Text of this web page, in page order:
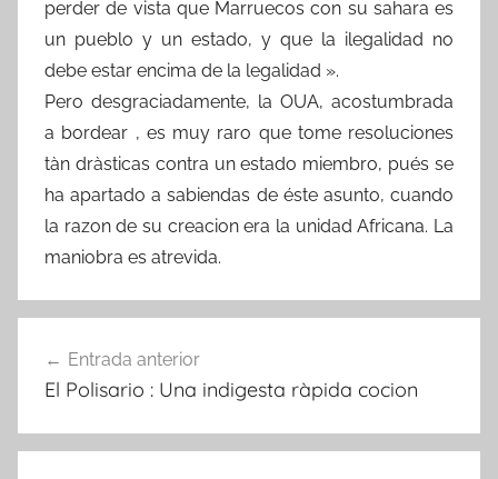
perder de vista que Marruecos con su sahara es
un pueblo y un estado, y que la ilegalidad no
debe estar encima de la legalidad ».
Pero desgraciadamente, la OUA, acostumbrada
a bordear , es muy raro que tome resoluciones
tàn dràsticas contra un estado miembro, pués se
ha apartado a sabiendas de éste asunto, cuando
la razon de su creacion era la unidad Africana. La
maniobra es atrevida.
de
Entrada anterior
El Polisario : Una indigesta ràpida cocion